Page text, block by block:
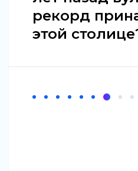
рекорд
этой